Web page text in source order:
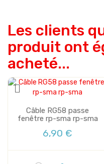
Les clients
produit ont
acheté...
Câble RG58 passe
fenêtre rp-sma rp-sma
6,90 €